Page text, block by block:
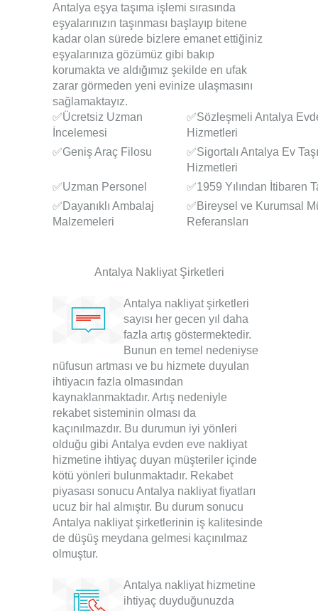
Antalya eşya taşıma işlemi sırasında
eşyalarınızın taşınması başlayıp bitene
kadar olan sürede bizlere emanet ettiğiniz
eşyalarınıza gözümüz gibi bakıp
korumakta ve aldığımız şekilde en ufak
zarar görmeden yeni evinize ulaşmasını
sağlamaktayız.
✅Ücretsiz Uzman
İncelemesi
✅Sözleşmeli Antalya
Hizmetleri
✅Geniş Araç Filosu
✅Sigortalı Antalya Ev
Hizmetleri
✅Uzman Personel
✅1959 Yılından İtibaren
✅Dayanıklı Ambalaj
Malzemeleri
✅Bireysel ve Kurumsal
Referansları
Antalya Nakliyat Şirketleri
Antalya nakliyat şirketleri
sayısı her gecen yıl daha
fazla artış göstermektedir.
Bunun en temel nedeniyse
nüfusun artması ve bu hizmete duyulan
ihtiyacın fazla olmasından
kaynaklanmaktadır. Artış nedeniyle
rekabet sisteminin olması da
kaçınılmazdır. Bu durumun iyi yönleri
olduğu gibi Antalya evden eve nakliyat
hizmetine ihtiyaç duyan müşteriler içinde
kötü yönleri bulunmaktadır. Rekabet
piyasası sonucu Antalya nakliyat fiyatları
ucuz bir hal almıştır. Bu durum sonucu
Antalya nakliyat şirketlerinin iş kalitesinde
de düşüş meydana gelmesi kaçınılmaz
olmuştur.
Antalya nakliyathizmetine
ihtiyaç duyduğunuzda